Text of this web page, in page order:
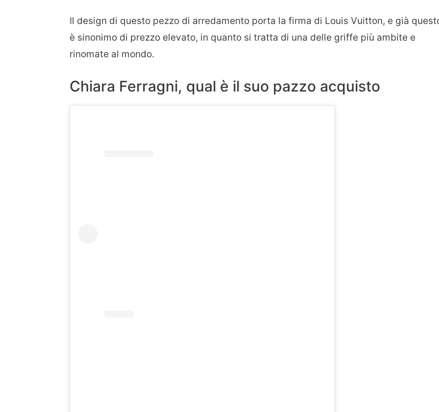
Il design di questo pezzo di arredamento porta la firma di Louis Vuitton, e già
è sinonimo di prezzo elevato, in quanto si tratta di una delle griffe più ambite e
rinomate al mondo.
Chiara Ferragni, qual è il suo pazzo acquisto